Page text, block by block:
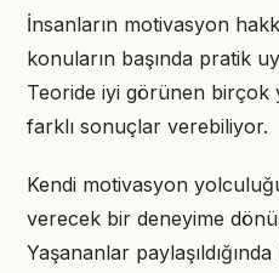
İnsanların motivasyon
konuların başında pratik
Teoride iyi görünen birçok
farklı sonuçlar verebiliyor.
Kendi motivasyon
verecek bir deneyime
Yaşananlar